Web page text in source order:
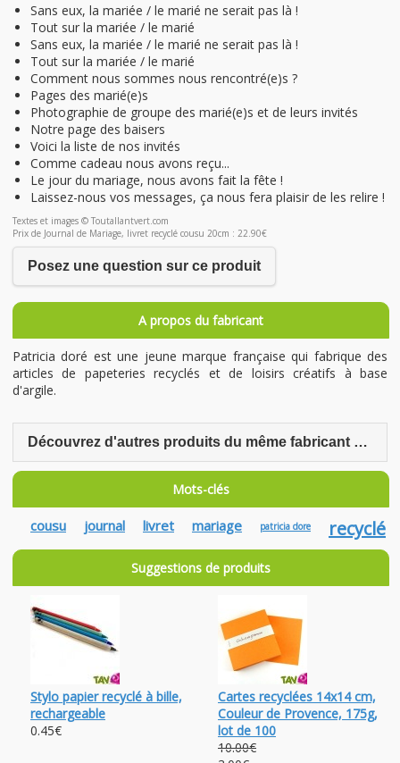
Sans eux, la mariée / le marié ne serait pas là !
Tout sur la mariée / le marié
Sans eux, la mariée / le marié ne serait pas là !
Tout sur la mariée / le marié
Comment nous sommes nous rencontré(e)s ?
Pages des marié(e)s
Photographie de groupe des marié(e)s et de leurs invités
Notre page des baisers
Voici la liste de nos invités
Comme cadeau nous avons reçu...
Le jour du mariage, nous avons fait la fête !
Laissez-nous vos messages, ça nous fera plaisir de les relire !
Textes et images © Toutallantvert.com
Prix de Journal de Mariage, livret recyclé cousu 20cm : 22.90€
Posez une question sur ce produit
A propos du fabricant
Patricia doré est une jeune marque française qui fabrique des
articles de papeteries recyclés et de loisirs créatifs à base
d'argile.
Découvrez d'autres produits du même fabricant Patricia Doré
Mots-clés
cousu journal livret mariage patricia dore recyclé
Suggestions de produits
Stylo papier recyclé à bille,
rechargeable
0.45€
Cartes recyclées 14x14 cm,
Couleur de Provence, 175g,
lot de 100
10.00€